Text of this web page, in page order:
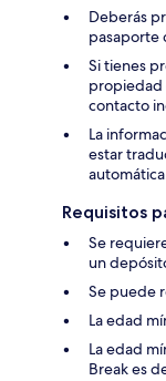
Deberás
pasaporte
Si tienes
propiedad
contacto
La
estar
Requisitos
Se
un
Se puede
La edad
La edad
Break es